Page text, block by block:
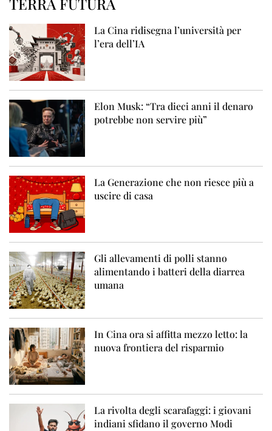
La Cina ridisegna l’università per
l’era dell’IA
Elon Musk: “Tra dieci anni il denaro
potrebbe non servire più”
La Generazione che non riesce più a
uscire di casa
Gli allevamenti di polli stanno
alimentando i batteri della diarrea
umana
In Cina ora si affitta mezzo letto: la
nuova frontiera del risparmio
La rivolta degli scarafaggi: i giovani
indiani sfidano il governo Modi